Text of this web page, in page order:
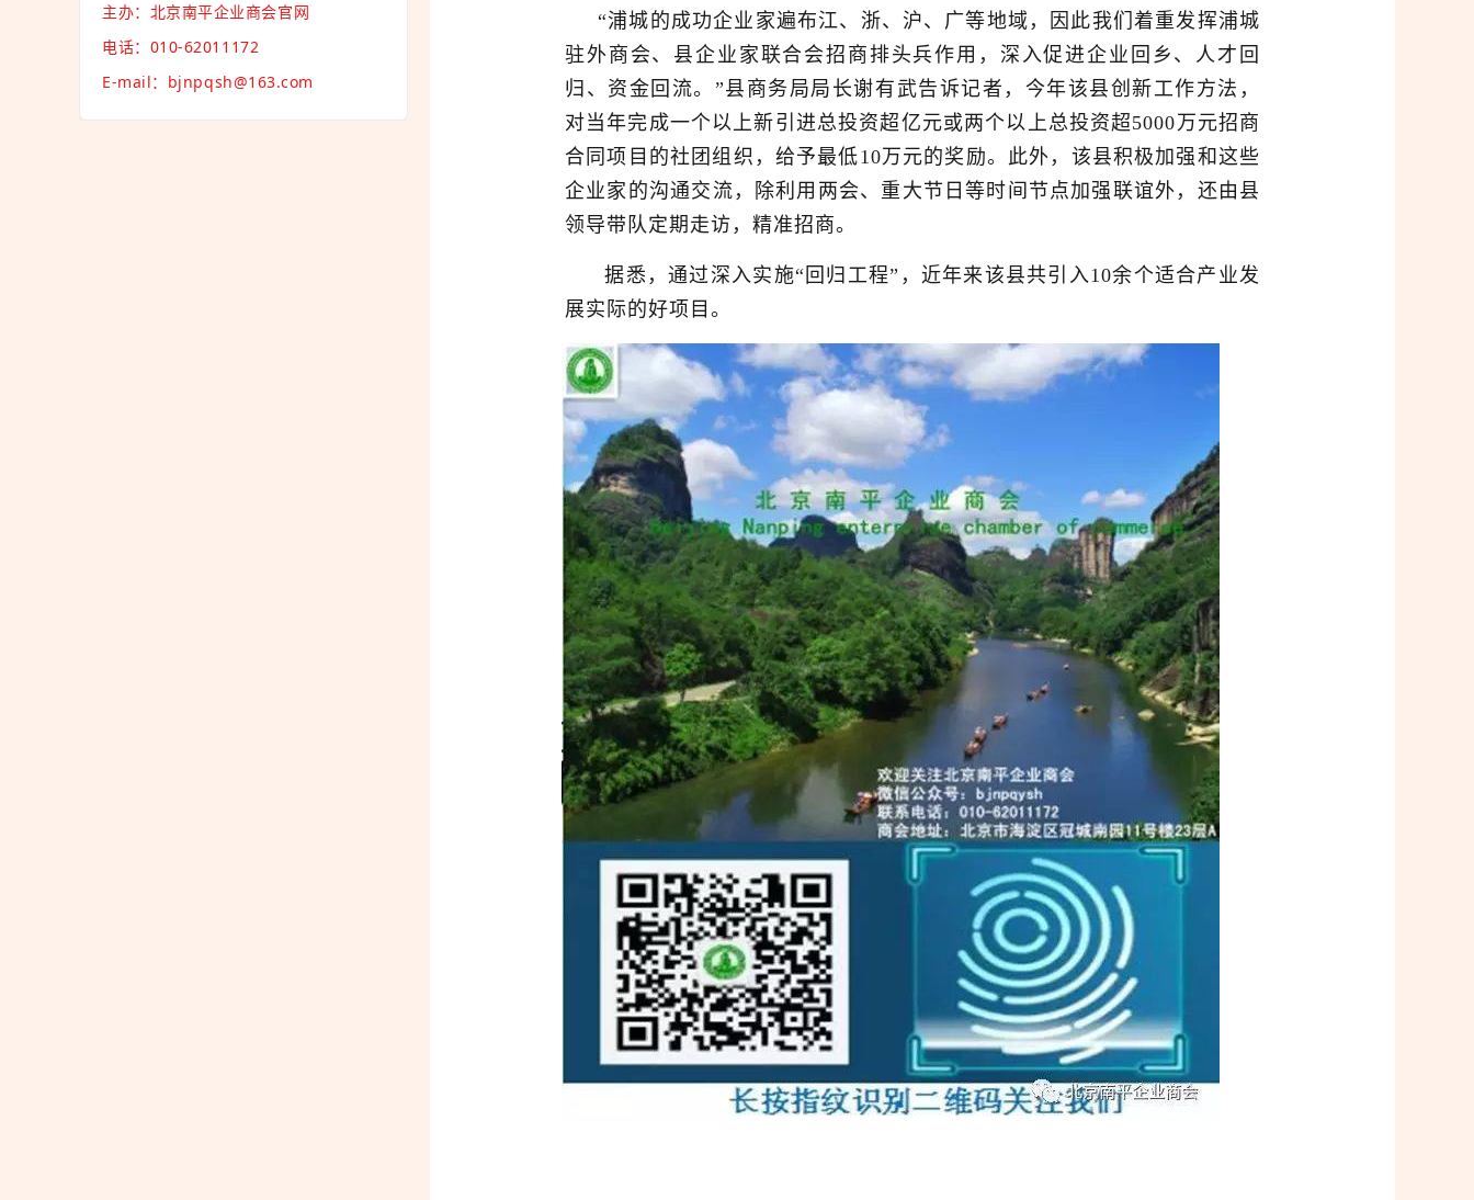
主办：北京南平企业商会官网
电话：010-62011172
E-mail：bjnpqsh@163.com
“浦城的成功企业家遍布江、浙、沪、广等地域，因此我们着重发挥浦城
驻外商会、县企业家联合会招商排头兵作用，深入促进企业回乡、人才回
归、资金回流。”县商务局局长谢有武告诉记者，今年该县创新工作方法，
对当年完成一个以上新引进总投资超亿元或两个以上总投资超5000万元招商
合同项目的社团组织，给予最低10万元的奖励。此外，该县积极加强和这些
企业家的沟通交流，除利用两会、重大节日等时间节点加强联谊外，还由县
领导带队定期走访，精准招商。
据悉，通过深入实施“回归工程”，近年来该县共引入10余个适合产业发
展实际的好项目。